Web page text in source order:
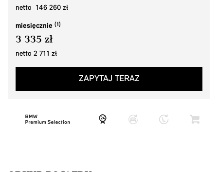
netto 146 260 zł
miesięcznie
3 335 zł
netto 2 711 zł
ZAPYTAJ TERAZ